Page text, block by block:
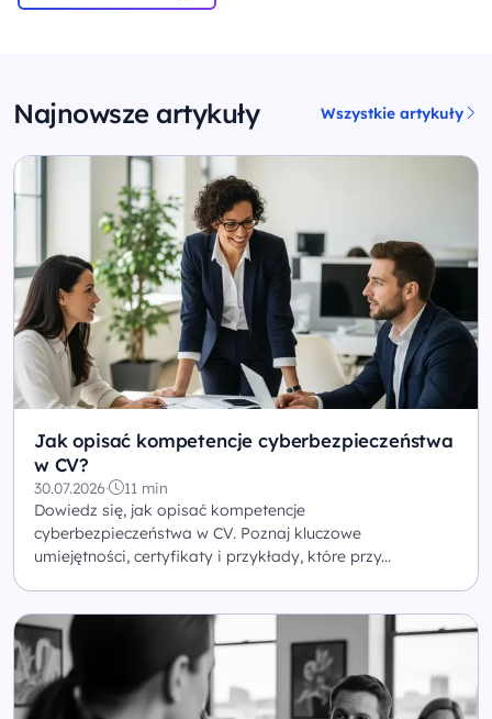
Najnowsze artykuły Wszystkie artykuły
Jak opisać kompetencje cyberbezpieczeństwa
w CV?
30.07.2026· 11 min
Dowiedz się, jak opisać kompetencje
cyberbezpieczeństwa w CV. Poznaj kluczowe
umiejętności, certyfikaty i przykłady, które przy...